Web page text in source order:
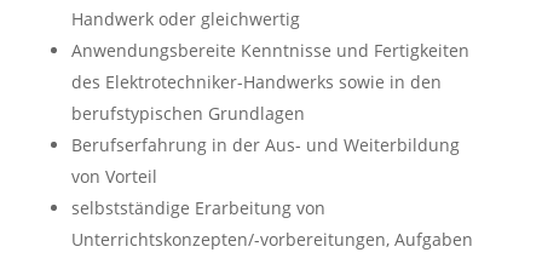
Handwerk oder gleichwertig
Anwendungsbereite Kenntnisse und Fertigkeiten
des Elektrotechniker-Handwerks sowie in den
berufstypischen Grundlagen
Berufserfahrung in der Aus- und Weiterbildung
von Vorteil
selbstständige Erarbeitung von
Unterrichtskonzepten/-vorbereitungen, Aufgaben